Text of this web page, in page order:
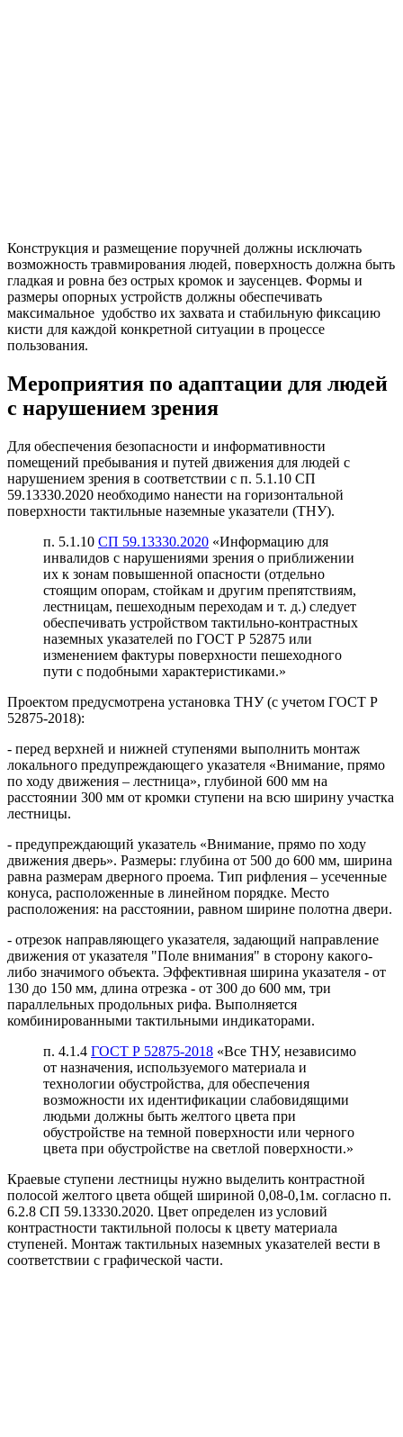
Конструкция и размещение поручней должны исключать
возможность травмирования людей, поверхность должна быть
гладкая и ровна без острых кромок и заусенцев. Формы и
размеры опорных устройств должны обеспечивать
максимальное удобство их захвата и стабильную фиксацию
кисти для каждой конкретной ситуации в процессе
пользования.
Мероприятия по адаптации для людей
с нарушением зрения
Для обеспечения безопасности и информативности
помещений пребывания и путей движения для людей с
нарушением зрения в соответствии с п. 5.1.10 СП
59.13330.2020 необходимо нанести на горизонтальной
поверхности тактильные наземные указатели (ТНУ).
п. 5.1.10 СП 59.13330.2020 «Информацию для
инвалидов с нарушениями зрения о приближении
их к зонам повышенной опасности (отдельно
стоящим опорам, стойкам и другим препятствиям,
лестницам, пешеходным переходам и т. д.) следует
обеспечивать устройством тактильно-контрастных
наземных указателей по ГОСТ Р 52875 или
изменением фактуры поверхности пешеходного
пути с подобными характеристиками.»
Проектом предусмотрена установка ТНУ (с учетом ГОСТ Р
52875-2018):
- перед верхней и нижней ступенями выполнить монтаж
локального предупреждающего указателя «Внимание, прямо
по ходу движения – лестница», глубиной 600 мм на
расстоянии 300 мм от кромки ступени на всю ширину участка
лестницы.
- предупреждающий указатель «Внимание, прямо по ходу
движения дверь». Размеры: глубина от 500 до 600 мм, ширина
равна размерам дверного проема. Тип рифления – усеченные
конуса, расположенные в линейном порядке. Место
расположения: на расстоянии, равном ширине полотна двери.
- отрезок направляющего указателя, задающий направление
движения от указателя "Поле внимания" в сторону какого-
либо значимого объекта. Эффективная ширина указателя - от
130 до 150 мм, длина отрезка - от 300 до 600 мм, три
параллельных продольных рифа. Выполняется
комбинированными тактильными индикаторами.
п. 4.1.4 ГОСТ Р 52875-2018 «Все ТНУ, независимо
от назначения, используемого материала и
технологии обустройства, для обеспечения
возможности их идентификации слабовидящими
людьми должны быть желтого цвета при
обустройстве на темной поверхности или черного
цвета при обустройстве на светлой поверхности.»
Краевые ступени лестницы нужно выделить контрастной
полосой желтого цвета общей шириной 0,08-0,1м. согласно п.
6.2.8 СП 59.13330.2020. Цвет определен из условий
контрастности тактильной полосы к цвету материала
ступеней. Монтаж тактильных наземных указателей вести в
соответствии с графической части.